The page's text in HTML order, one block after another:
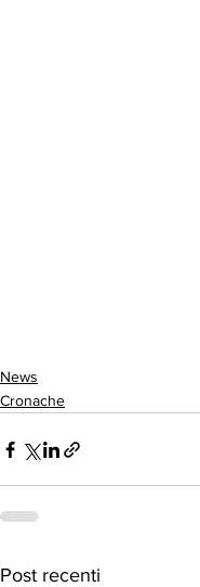
News
Cronache
Post recenti